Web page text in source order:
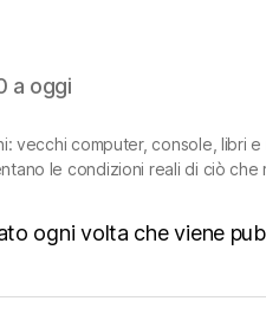
a oggi
vecchi computer, console, libri
le condizioni reali di ciò
ogni volta che viene